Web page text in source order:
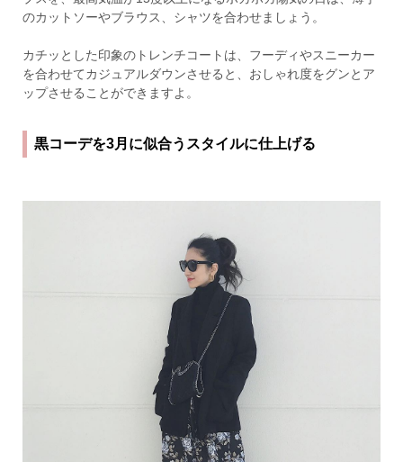
のカットソーやブラウス、シャツを合わせましょう。
カチッとした印象のトレンチコートは、フーディやスニーカー
を合わせてカジュアルダウンさせると、おしゃれ度をグンとア
ップさせることができますよ。
黒コーデを3月に似合うスタイルに仕上げる